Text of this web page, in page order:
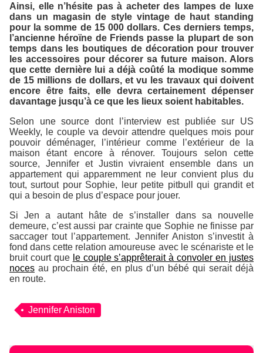
Ainsi, elle n’hésite pas à acheter des lampes de luxe
dans un magasin de style vintage de haut standing
pour la somme de 15 000 dollars. Ces derniers temps,
l’ancienne héroïne de Friendspasse la plupart de son
temps dans les boutiques de décoration pour trouver
les accessoires pour décorer sa future maison. Alors
que cette dernière lui a déjà coûté la modique somme
de 15 millions de dollars, et vu les travaux qui doivent
encore être faits, elle devra certainement dépenser
davantage jusqu’à ce que les lieux soient habitables.
Selon une source dont l’interview est publiée sur US
Weekly, le couple va devoir attendre quelques mois pour
pouvoir déménager, l’intérieur comme l’extérieur de la
maison étant encore à rénover. Toujours selon cette
source, Jennifer et Justin vivraient ensemble dans un
appartement qui apparemment ne leur convient plus du
tout, surtout pour Sophie, leur petite pitbull qui grandit et
qui a besoin de plus d’espace pour jouer.
Si Jen a autant hâte de s’installer dans sa nouvelle
demeure, c’est aussi par crainte que Sophie ne finisse par
saccager tout l’appartement. Jennifer Aniston s’investit à
fond dans cette relation amoureuse avec le scénariste et le
bruit court que le couple s’apprêterait à convoler en justes
noces au prochain été, en plus d’un bébé qui serait déjà
en route.
Jennifer Aniston